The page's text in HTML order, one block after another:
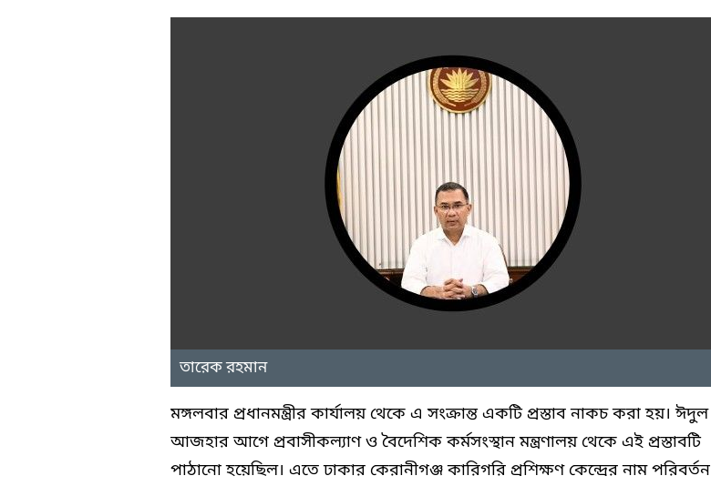
তারেক রহমান
মঙ্গলবার প্রধানমন্ত্রীর কার্যালয় থেকে এ সংক্রান্ত একটি প্রস্তাব নাকচ করা হয়। ঈদুল
আজহার আগে প্রবাসীকল্যাণ ও বৈদেশিক কর্মসংস্থান মন্ত্রণালয় থেকে এই প্রস্তাবটি
পাঠানো হয়েছিল। এতে ঢাকার কেরানীগঞ্জ কারিগরি প্রশিক্ষণ কেন্দ্রের নাম পরিবর্তন